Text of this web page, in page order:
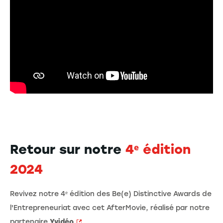
Retour sur notre 4ᵉ édition
2024
Revivez notre 4ᵉ édition des Be(e) Distinctive Awards de
l'Entrepreneuriat avec cet AfterMovie, réalisé par notre